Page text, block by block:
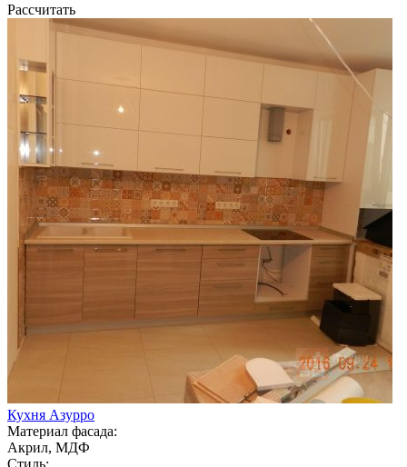
Рассчитать
Кухня Азурро
Материал фасада:
Акрил, МДФ
Стиль: